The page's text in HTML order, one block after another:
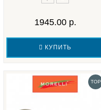
1945.00 р.
КУПИТЬ
TOP